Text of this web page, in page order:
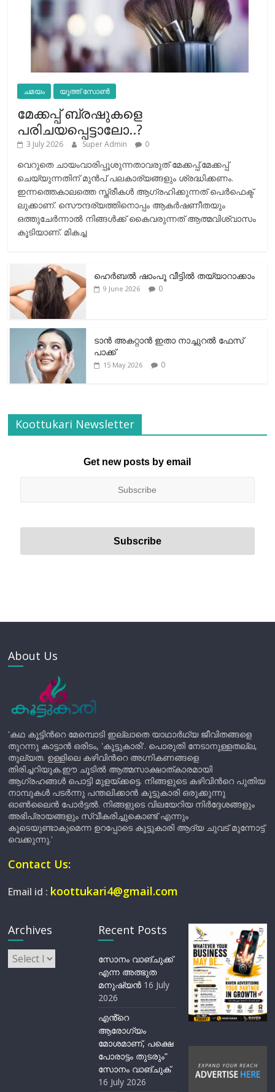
ചമയം യൂത്ത് സോൺ
മേക്കപ്പ് ബ്രഷുകളെ
പരിചയപ്പെട്ടാലോ..?
3 July 2026 Super Admin 0
വെറുതെ ചായംവാരിപ്പൂശുന്നതാവരുത് മേക്കപ്പ്.മേക്കപ്പ്
ചെയ്യുന്നതിന് മുന്‍പ് പലകാര്യങ്ങളും ശ്രദ്ധിക്കണം.
ഇന്നത്തെകാലത്തെ സ്ത്രീകള്‍ ആഗ്രഹിക്കുന്നത് പെര്‍ഫെക്ട്
ലുക്കാണ്. സൌന്ദര്യത്തിനൊപ്പം ആകര്‍ഷണീതയും
ഒത്തുചേര്‍ന്നാല്‍ നിങ്ങള്‍ക്ക് കൈവരുന്നത് ആത്മവിശ്വാസം
കൂടിയാണ്. മികച്ച
ഹെര്‍ബല്‍ ഷാംപൂ വീട്ടില്‍ തയ്യാറാക്കാം
9 June 2026 0
ടാന്‍ അകറ്റാന്‍ ഇതാ നാച്ചുറല്‍ ഫേസ്
പാക്ക്
15 May 2026 0
Koottukari Newsletter
Get new posts by email
About Us
'കഥ കൂട്ടിന്‍റെ മേമ്പൊടി ഇല്ലാതെ യാഥാർഥ്യ ജീവിതങ്ങളെ
തുറന്നു കാട്ടാൻ ഒരിടം, 'കൂട്ടുകാരി'. പൊരുതി നേടാനുള്ളതല്ല,
തുല്യത. ഉള്ളിലെ കഴിവിന്‍റെ അഗ്നികണങ്ങളെ
തിരിച്ചറിയുക.ഈ ചൂടിൽ ആത്മസാക്ഷാത്കാരമായി
ആഗ്രഹങ്ങൾ പൊട്ടി മുളയ്ക്കട്ടെ. നിങ്ങളുടെ കഴിവിന്‍റെ പുതിയ
നാമ്പുകൾ പടർന്നു പന്തലിക്കാൻ കൂട്ടുകാരി ഒരുക്കുന്നു
ഓൺലൈൻ പോർട്ടൽ. നിങ്ങളുടെ വിലയേറിയ നിർദ്ദേശങ്ങളും
അഭിപ്രായങ്ങളും സ്വീകരിച്ചുകൊണ്ട് എന്നും
കൂടെയുണ്ടാകുമെന്ന ഉറപ്പോടെ കൂട്ടുകാരി ആദ്യ ചുവട് മുന്നോട്ട്
വെക്കുന്നു.'
Contact Us:
Email id : koottukari4@gmail.com
Archives
Archives
Recent Posts
സോനം വാങ്ചുക്ക്
എന്ന അത്ഭുത
മനുഷ്യന്‍ 16 July
2026
എൻ്റെ
ആരോഗ്യം
മോശമാണ്, പക്ഷെ
പോരാട്ടം തുടരും”
സോനം വാങ്ചുക്
16 July 2026